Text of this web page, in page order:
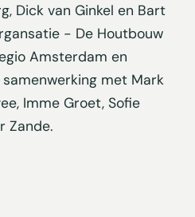
Dick van Ginkel en Bart
- De Houtbouw
Amsterdam en
samenwerking met Mark
Imme Groet, Sofie
Zande.